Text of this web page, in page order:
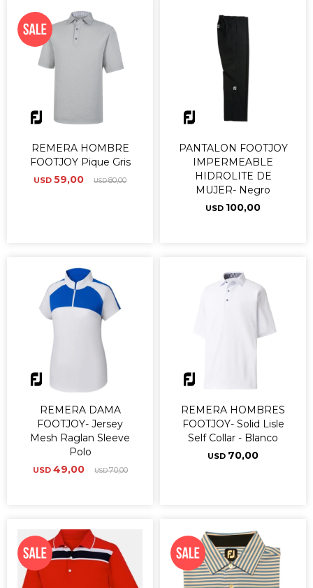
REMERA HOMBRE
FOOTJOY Pique Gris
USD 59,00 USD80,00
PANTALON FOOTJOY
IMPERMEABLE
HIDROLITE DE
MUJER- Negro
USD 100,00
REMERA DAMA
FOOTJOY- Jersey
Mesh Raglan Sleeve
Polo
USD 49,00 USD70,00
REMERA HOMBRES
FOOTJOY- Solid Lisle
Self Collar - Blanco
USD 70,00